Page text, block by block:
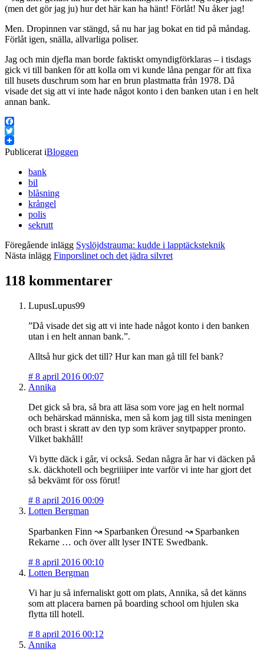
(men det gör jag ju) hur det här kan ha hänt! Förlåt! Nu åker jag!
Men. Dropinnen var stängd, så nu har jag bokat en tid på måndag.
Förlåt igen, snälla, allvarliga poliser.
Jag och min djefla man borde faktiskt omyndigförklaras – i tisdags
gick vi till banken för att kolla om vi kunde låna pengar för att fixa
till husets duschrum som har en brun plastmatta från 1978. Då
visade det sig att vi inte hade något konto i den banken utan i en helt
annan bank.
Facebook
Twitter
Publicerat iBloggen
bank
bil
blåsning
krångel
polis
sekrutt
Föregående inlägg Syslöjdstrauma: kudde i lapptäcksteknik
Nästa inlägg Finporslinet och det jädra silvret
118 kommentarer
LupusLupus99
”Då visade det sig att vi inte hade något konto i den banken
utan i en helt annan bank.”.
Alltså hur gick det till? Hur kan man gå till fel bank?
# 8 april 2016 00:07
Annika
Det gick så bra, så bra att läsa som vore jag en helt normal
och behärskad människa, men så kom jag till sista meningen
och brast i skratt av den typ som kräver snytpapper pronto.
Vilket bakhåll!
Vi bytte däck i går, vi också. Sedan några år har vi däcken på
s.k. däckhotell och begriiiiper inte varför vi inte har gjort det
så bekvämt för oss förut!
# 8 april 2016 00:09
Lotten Bergman
Sparbanken Finn ↝ Sparbanken Öresund ↝ Sparbanken
Rekarne … och över allt lyser INTE Swedbank.
# 8 april 2016 00:10
Lotten Bergman
Vi har ju så infernaliskt gott om plats, Annika, så det känns
som att placera barnen på boarding school om hjulen ska
flytta till hotell.
# 8 april 2016 00:12
Annika